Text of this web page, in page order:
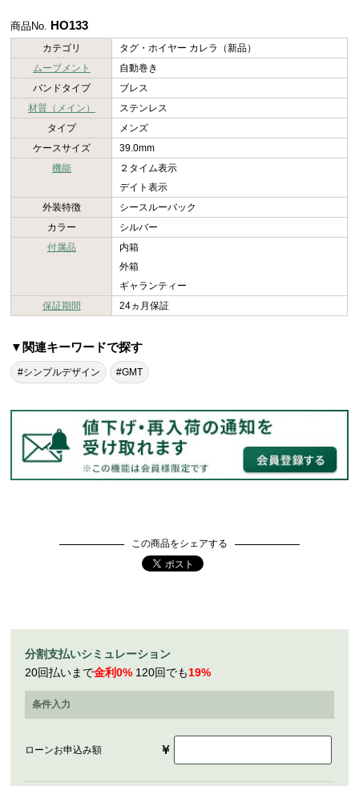
商品No. HO133
カテゴリ
タグ・ホイヤー カレラ（新品）
ムーブメント
自動巻き
バンドタイプ
ブレス
材質（メイン）
ステンレス
タイプ
メンズ
ケースサイズ
39.0mm
機能
２タイム表示
デイト表示
外装特徴
シースルーバック
カラー
シルバー
付属品
内箱
外箱
ギャランティー
保証期間
24ヵ月保証
▼関連キーワードで探す
#シンプルデザイン #GMT
この商品をシェアする
分割支払いシミュレーション
20回払いまで金利0% 120回でも19%
条件入力
ローンお申込み額 ￥